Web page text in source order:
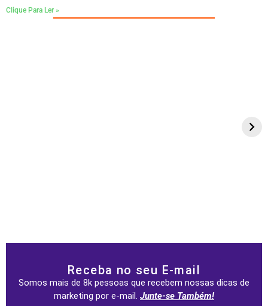
Clique Para Ler »
Receba no seu E-mail
Somos mais de 8k pessoas que recebem nossas dicas de
marketing por e-mail. Junte-se Também!